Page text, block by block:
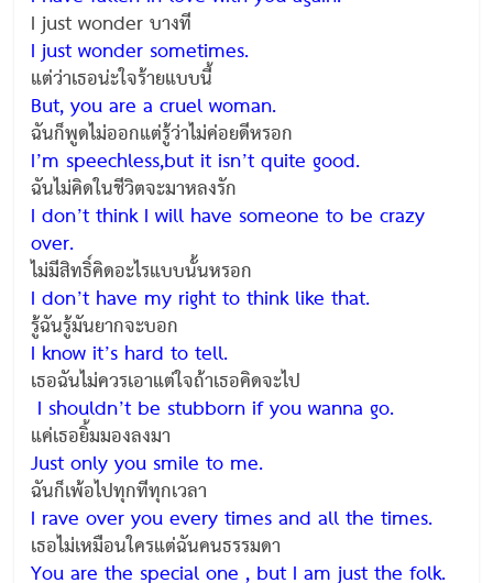
I just wonder บางที
I just wonder sometimes.
แต่ว่าเธอน่ะใจร้ายแบบนี้
But, you are a cruel woman.
ฉันก็พูดไม่ออกแต่รู้ว่าไม่ค่อยดีหรอก
I’m speechless,but it isn’t quite good.
ฉันไม่คิดในชีวิตจะมาหลงรัก
I don’t think I will have someone to be crazy
over.
ไม่มีสิทธิ์คิดอะไรแบบนั้นหรอก
I don’t have my right to think like that.
รู้ฉันรู้มันยากจะบอก
I know it’s hard to tell.
เธอฉันไม่ควรเอาแต่ใจถ้าเธอคิดจะไป
I shouldn’t be stubborn if you wanna go.
แค่เธอยิ้มมองลงมา
Just only you smile to me.
ฉันก็เพ้อไปทุกทีทุกเวลา
I rave over you every times and all the times.
เธอไม่เหมือนใครแต่ฉันคนธรรมดา
You are the special one , but I am just the folk.